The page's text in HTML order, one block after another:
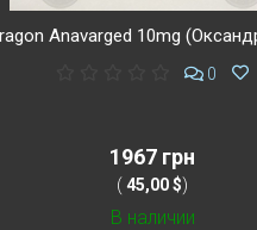
Anavarged 10mg
0
1967 грн
( 45,00 $)
В наличии